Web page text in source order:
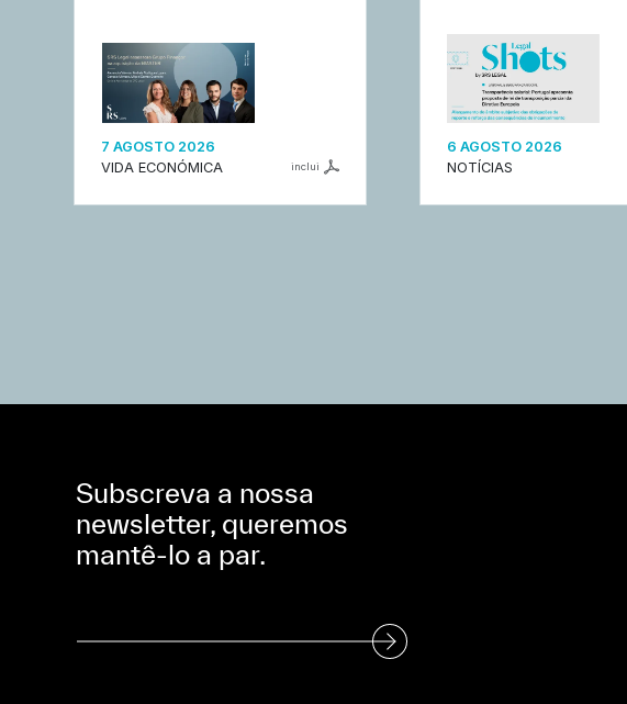
7 AGOSTO 2026
VIDA ECONÓMICA
inclui
6 AGOSTO 2026
NOTÍCIAS
Subscreva a nossa
newsletter, queremos
mantê-lo a par.
Subscreva a nossa Newsletter